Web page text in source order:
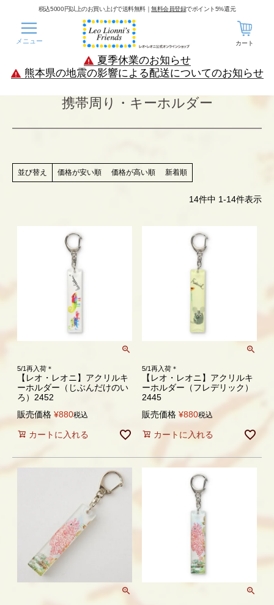
税込5000円以上のお買い上げで送料無料｜無料会員登録でポイント5%還元
メニュー カート
夏季休業のお知らせ
熊本県の地震の影響による配送についてのお知らせ
携帯周り・キーホルダー
並び替え 価格が安い順 価格が高い順 新着順
14件中 1-14件表示
5/1再入荷＊
【レオ・レオニ】アクリルキ
ーホルダー（じぶんだけのい
ろ）2452
販売価格 ¥880税込
カートに入れる
5/1再入荷＊
【レオ・レオニ】アクリルキ
ーホルダー（フレデリック）
2445
販売価格 ¥880税込
カートに入れる